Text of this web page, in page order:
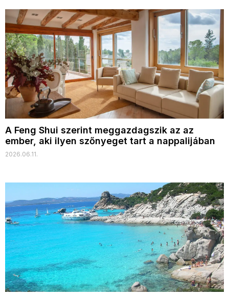
A Feng Shui szerint meggazdagszik az az
ember, aki ilyen szőnyeget tart a nappalijában
2026.06.11.